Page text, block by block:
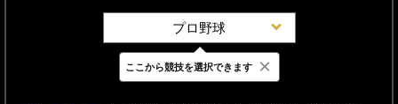
プロ野球
最新 24時間 週間
ここから競技を選択できます ×